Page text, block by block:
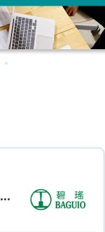
回收街站兼職助理（大埔）